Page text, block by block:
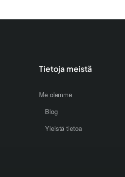
Tietoja meistä
Me olemme
Blog
Yleistä tietoa